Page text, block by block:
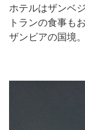
ホテルはザンベ
トランの食事も
ザンビアの国境。